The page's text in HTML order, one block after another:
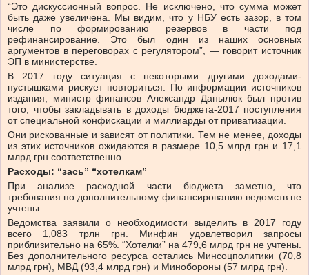
“Это дискуссионный вопрос. Не исключено, что сумма может
быть даже увеличена. Мы видим, что у НБУ есть зазор, в том
числе по формированию резервов в части под
рефинансирование. Это был один из наших основных
аргументов в переговорах с регулятором”, — говорит источник
ЭП в министерстве.
В 2017 году ситуация с некоторыми другими доходами-
пустышками рискует повториться. По информации источников
издания, министр финансов Александр Данылюк был против
того, чтобы закладывать в доходы бюджета-2017 поступления
от специальной конфискации и миллиарды от приватизации.
Они рискованные и зависят от политики. Тем не менее, доходы
из этих источников ожидаются в размере 10,5 млрд грн и 17,1
млрд грн соответственно.
Расходы: “зась” “хотелкам”
При анализе расходной части бюджета заметно, что
требования по дополнительному финансированию ведомств не
учтены.
Ведомства заявили о необходимости выделить в 2017 году
всего 1,083 трлн грн. Минфин удовлетворил запросы
приблизительно на 65%. “Хотелки” на 479,6 млрд грн не учтены.
Без дополнительного ресурса остались Минсоцполитики (70,8
млрд грн), МВД (93,4 млрд грн) и Минобороны (57 млрд грн).